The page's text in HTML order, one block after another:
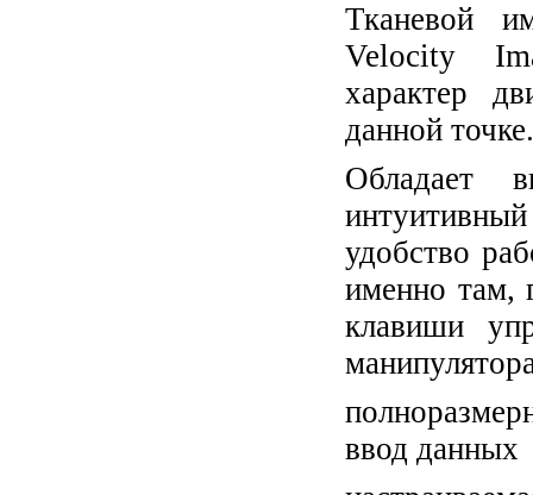
Тканевой
Velocity
характер
данной точке.
Обладает
удобство
именно там,
клавиши
ввод данных